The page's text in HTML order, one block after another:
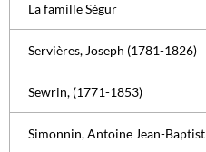
La famille Ségur
Servières, Joseph (1781-1826)
Sewrin, (1771-1853)
Simonnin, Antoine Jean-Baptist